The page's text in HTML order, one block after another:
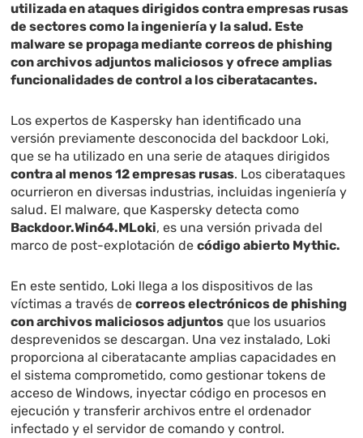
utilizada en ataques dirigidos contra empresas rusas
de sectores como la ingeniería y la salud. Este
malware se propaga mediante correos de phishing
con archivos adjuntos maliciosos y ofrece amplias
funcionalidades de control a los ciberatacantes.
Los expertos de Kaspersky han identificado una
versión previamente desconocida del backdoor Loki,
que se ha utilizado en una serie de ataques dirigidos
contra al menos 12 empresas rusas. Los ciberataques
ocurrieron en diversas industrias, incluidas ingeniería y
salud. El malware, que Kaspersky detecta como
Backdoor.Win64.MLoki, es una versión privada del
marco de post-explotación decódigo abierto Mythic.
En este sentido, Loki llega a los dispositivos de las
víctimas a través decorreos electrónicos de phishing
con archivos maliciosos adjuntos que los usuarios
desprevenidos se descargan. Una vez instalado, Loki
proporciona al ciberatacante amplias capacidades en
el sistema comprometido, como gestionar tokens de
acceso de Windows, inyectar código en procesos en
ejecución y transferir archivos entre el ordenador
infectado y el servidor de comando y control.